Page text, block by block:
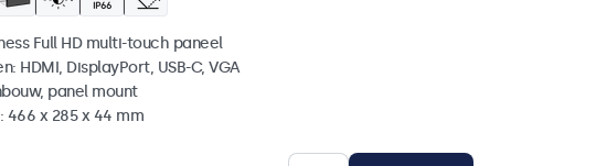
Full HD multi-touch paneel
HDMI, DisplayPort, USB-C, VGA
panel mount
466 x 285 x 44 mm